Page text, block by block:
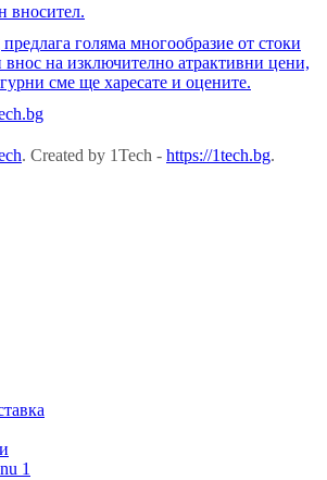
вносител.
предлага голяма многообразие от стоки
внос на изключително атрактивни цени,
сме ще харесате и оцените.
. Created by 1Tech - https://1tech.bg.
1